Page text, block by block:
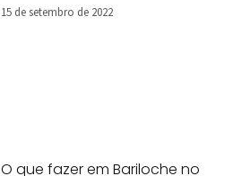
15 de setembro de 2022
O que fazer em Bariloche no